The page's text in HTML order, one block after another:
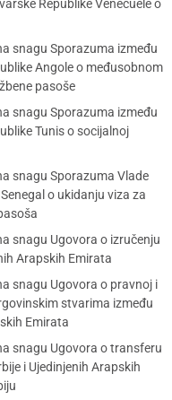
Republike Venecuele o
snagu Sporazuma između
Angole o međusobnom
pasoše
snagu Sporazuma između
Tunis o socijalnoj
snagu Sporazuma Vlade
o ukidanju viza za
snagu Ugovora o izručenju
Arapskih Emirata
snagu Ugovora o pravnoj i
stvarima između
Emirata
snagu Ugovora o transferu
i Ujedinjenih Arapskih